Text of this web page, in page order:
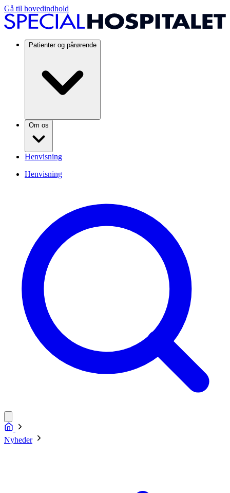
Gå til hovedindhold
Patienter og pårørende
Om os
Henvisning
Henvisning
Nyheder